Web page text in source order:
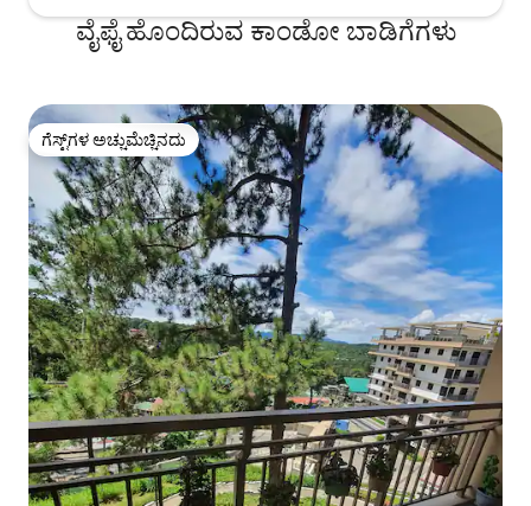
ವೈಫೈ ಹೊಂದಿರುವ ಕಾಂಡೋ ಬಾಡಿಗೆಗಳು
ಗೆಸ್ಟ್‌ಗಳ ಅಚ್ಚುಮೆಚ್ಚಿನದು
ಗೆಸ್ಟ್‌ಗಳ ಅಚ್ಚುಮೆಚ್ಚಿನದು